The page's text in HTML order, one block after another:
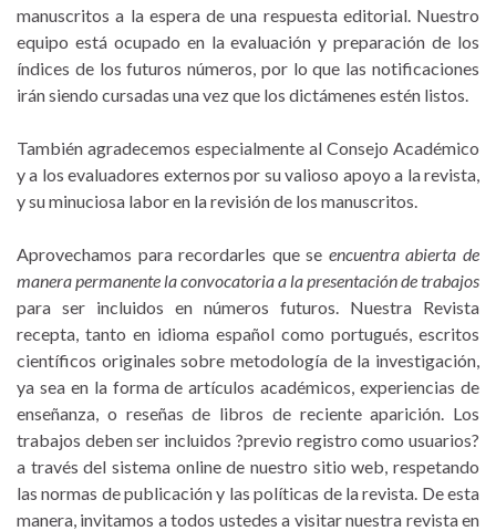
manuscritos a la espera de una respuesta editorial. Nuestro
equipo está ocupado en la evaluación y preparación de los
índices de los futuros números, por lo que las notificaciones
irán siendo cursadas una vez que los dictámenes estén listos.
También agradecemos especialmente al Consejo Académico
y a los evaluadores externos por su valioso apoyo a la revista,
y su minuciosa labor en la revisión de los manuscritos.
Aprovechamos para recordarles que se encuentra abierta de
manera permanente la convocatoria a la presentación de trabajos
para ser incluidos en números futuros. Nuestra Revista
recepta, tanto en idioma español como portugués, escritos
científicos originales sobre metodología de la investigación,
ya sea en la forma de artículos académicos, experiencias de
enseñanza, o reseñas de libros de reciente aparición. Los
trabajos deben ser incluidos ?previo registro como usuarios?
a través del sistema online de nuestro sitio web, respetando
las normas de publicación y las políticas de la revista. De esta
manera, invitamos a todos ustedes a visitar nuestra revista en